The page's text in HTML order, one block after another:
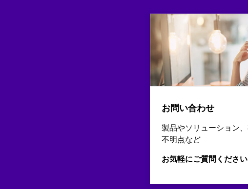
お問い合わせ
製品やソリューション
不明点など
お気軽にご質問ください